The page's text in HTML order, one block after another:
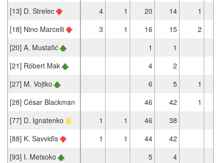
[13] D. Strelec
4 1 20 14
1
[18] Nino Marcelli
3 1 16 15
2
[20] A. Mustafić
1
1
[21] Róbert Mak
4
2
[27] M. Vojtko
6 5
1
[28] César Blackman
46 42
1
[77] D. Ignatenko
1 1 46
38
[88] K. Savvidīs
1 1 44
42
[93] I. Metsoko
5 4